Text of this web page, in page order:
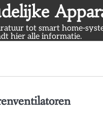
tot smart home-
hier alle informatie.